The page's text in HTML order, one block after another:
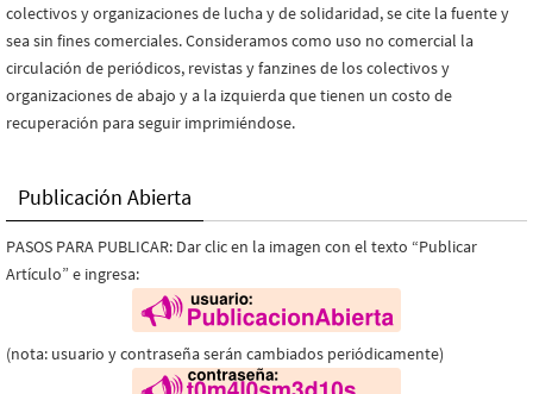
colectivos y organizaciones de lucha y de solidaridad, se cite la fuente y
sea sin fines comerciales. Consideramos como uso no comercial la
circulación de periódicos, revistas y fanzines de los colectivos y
organizaciones de abajo y a la izquierda que tienen un costo de
recuperación para seguir imprimiéndose.
Publicación Abierta
PASOS PARA PUBLICAR: Dar clic en la imagen con el texto “Publicar
Artículo” e ingresa:
(nota: usuario y contraseña serán cambiados periódicamente)